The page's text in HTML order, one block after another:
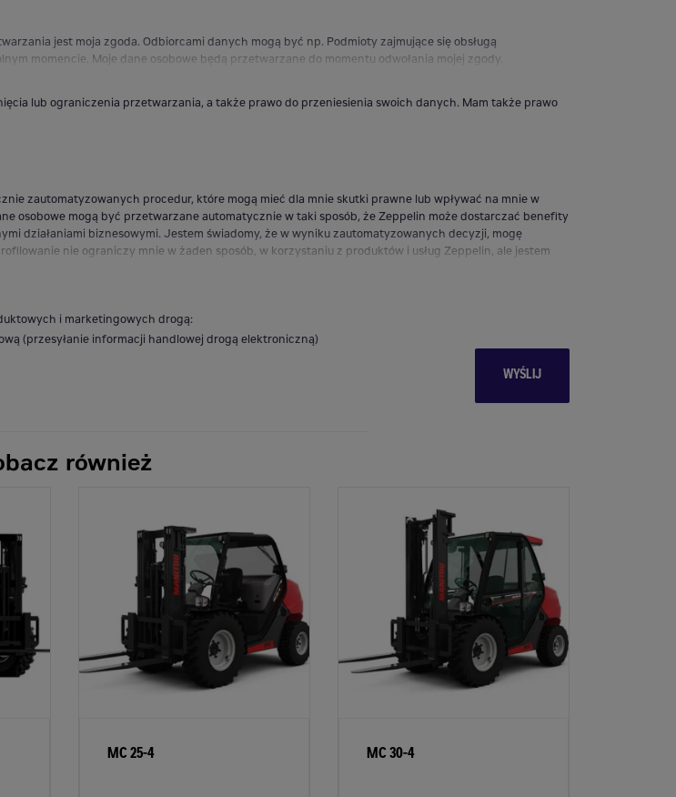
wysyłania wiadomości handlowych drogą elektroniczną.
jest moja zgoda. Odbiorcami danych mogą być np. Podmioty zajmujące się obsługą
momencie. Moje dane osobowe będą przetwarzane do momentu odwołania mojej zgody.
lub ograniczenia przetwarzania, a także prawo do przeniesienia swoich danych. Mam także prawo
zautomatyzowanych procedur, które mogą mieć dla mnie skutki prawne lub wpływać na mnie w
osobowe mogą być przetwarzane automatycznie w taki sposób, że Zeppelin może dostarczać benefity
działaniami biznesowymi. Jestem świadomy, że w wyniku zautomatyzowanych decyzji, mogę
nie ograniczy mnie w żaden sposób, w korzystaniu z produktów i usług Zeppelin, ale jestem
i marketingowych drogą:
(przesyłanie informacji handlowej drogą elektroniczną)
również
MC 25-4 MC 30-4